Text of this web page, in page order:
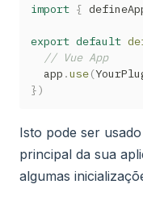
import {
export default
// Vue App
  app
.use(
})
Isto pode ser
principal da sua
algumas